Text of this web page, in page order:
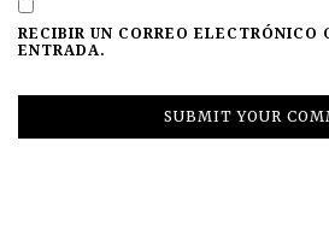
RECIBIR UN CORREO ELECTRÓNICO
ENTRADA.